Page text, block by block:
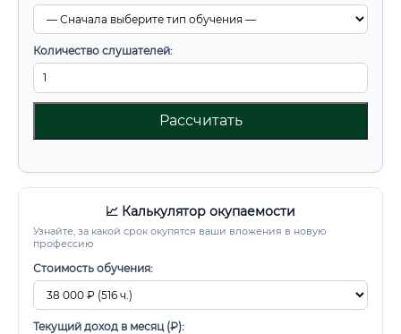
Количество слушателей:
Рассчитать
📈 Калькулятор окупаемости
Узнайте, за какой срок окупятся ваши вложения в новую
профессию
Стоимость обучения:
Текущий доход в месяц (₽):